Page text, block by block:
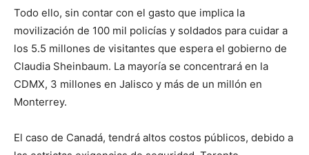
Todo ello, sin contar con el gasto que implica la
movilización de 100 mil policías y soldados para cuidar a
los 5.5 millones de visitantes que espera el gobierno de
Claudia Sheinbaum. La mayoría se concentrará en la
CDMX, 3 millones en Jalisco y más de un millón en
Monterrey.
El caso de Canadá, tendrá altos costos públicos, debido a